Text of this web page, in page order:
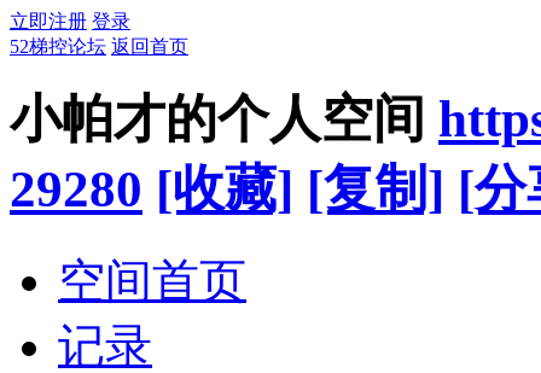
立即注册 登录
52梯控论坛 返回首页
小帕才的个人空间
29280 [收藏] [复制] [分
空间首页
记录